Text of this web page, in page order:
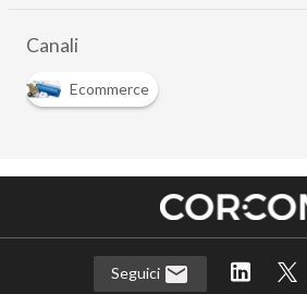
Canali
Ecommerce
Seguici